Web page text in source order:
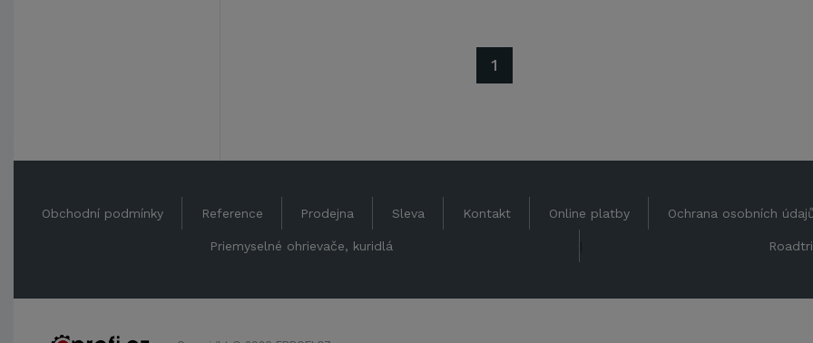
1
Obchodní podmínky Reference Prodejna Sleva Kontakt Online platby Ochrana osobních
Priemyselné ohrievače, kuridlá